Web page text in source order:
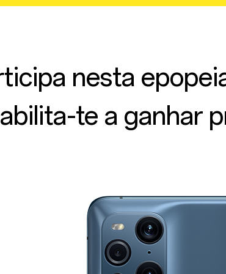
nesta
te a ganhar